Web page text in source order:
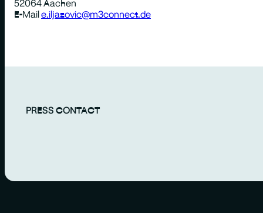
52064 Aachen
E-Maile.iljazovic@m3connect.de
PRESS CONTACT